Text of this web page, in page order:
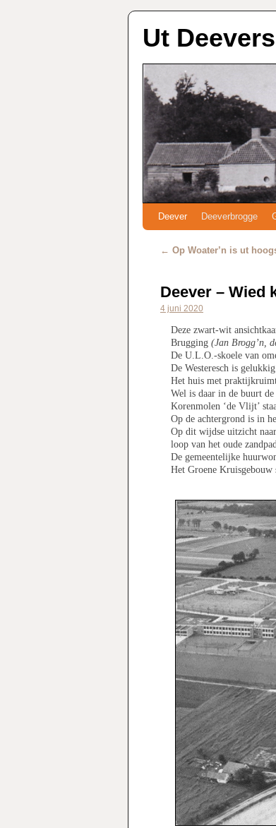
Ut
Deever Deeverbrogge
← Op Woater’n is ut
Deever – Wied
4 juni 2020
Deze zwart-wit
Brugging (Jan Brogg’n,
De U.L.O.-skoele van
De Westeresch is
Het huis met
Wel is daar in de buurt
Korenmolen ‘de Vlijt’
Op de achtergrond is in
Op dit wijdse uitzicht
loop van het oude
De gemeentelijke
Het Groene Kruisgebouw